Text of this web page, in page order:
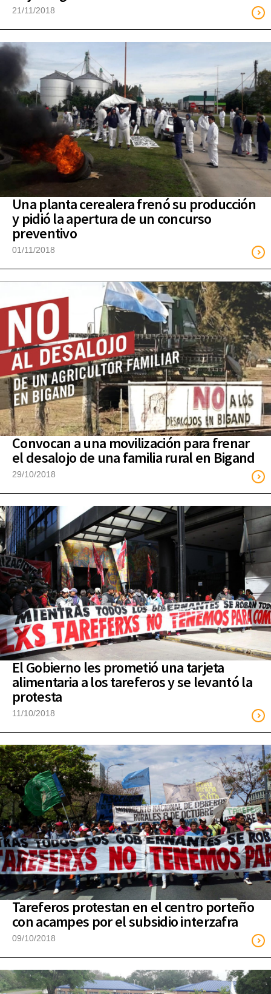
21/11/2018
Una planta cerealera frenó su producción
y pidió la apertura de un concurso
preventivo
01/11/2018
Convocan a una movilización para frenar
el desalojo de una familia rural en Bigand
29/10/2018
El Gobierno les prometió una tarjeta
alimentaria a los tareferos y se levantó la
protesta
11/10/2018
Tareferos protestan en el centro porteño
con acampes por el subsidio interzafra
09/10/2018